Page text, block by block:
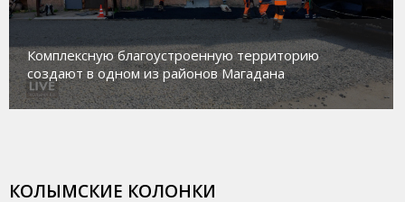
Магадан присоединился к пилотному проекту по
работе с несовершеннолетними из групп
социального риска «Переправа»
КОЛЫМСКИЕ КОЛОНКИ